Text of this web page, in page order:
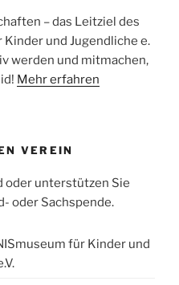
– das Leitziel des
und Jugendliche e.
werden und mitmachen,
Mehr erfahren
VEREIN
oder unterstützen Sie
oder Sachspende.
für Kinder und